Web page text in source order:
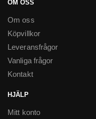
OM OSS
Om oss
Köpvillkor
Leveransfrågor
Vanliga frågor
Kontakt
HJÄLP
Mitt konto